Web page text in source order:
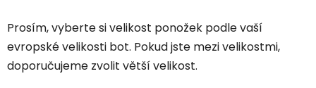
Prosím, vyberte si velikost ponožek podle vaší
evropské velikosti bot. Pokud jste mezi velikostmi,
doporučujeme zvolit větší velikost.